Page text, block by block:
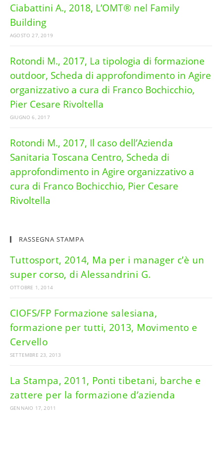
Ciabattini A., 2018, L’OMT® nel Family
Building
AGOSTO 27, 2019
Rotondi M., 2017, La tipologia di formazione
outdoor, Scheda di approfondimento in Agire
organizzativo a cura di Franco Bochicchio,
Pier Cesare Rivoltella
GIUGNO 6, 2017
Rotondi M., 2017, Il caso dell’Azienda
Sanitaria Toscana Centro, Scheda di
approfondimento in Agire organizzativo a
cura di Franco Bochicchio, Pier Cesare
Rivoltella
RASSEGNA STAMPA
Tuttosport, 2014, Ma per i manager c’è un
super corso, di Alessandrini G.
OTTOBRE 1, 2014
CIOFS/FP Formazione salesiana,
formazione per tutti, 2013, Movimento e
Cervello
SETTEMBRE 23, 2013
La Stampa, 2011, Ponti tibetani, barche e
zattere per la formazione d’azienda
GENNAIO 17, 2011